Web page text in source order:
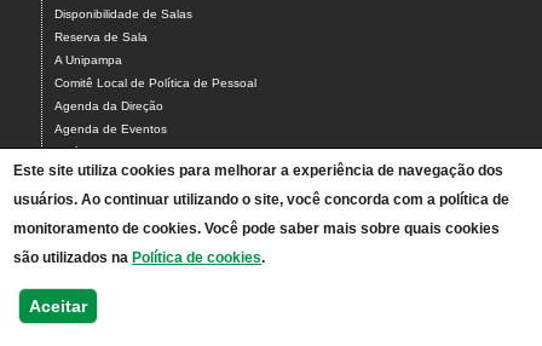
Disponibilidade de Salas
Reserva de Sala
A Unipampa
Comitê Local de Política de Pessoal
Agenda da Direção
Agenda de Eventos
Estágios
Relatório de Gestão
Infraestrutura do Campus
Programa de Feiras de Ciências da Unipampa
Links
Mapa
Este site utiliza cookies para melhorar a experiência de navegação dos
usuários. Ao continuar utilizando o site, você concorda com a política de
monitoramento de cookies. Você pode saber mais sobre quais cookies
são utilizados na Política de cookies.
Aceitar